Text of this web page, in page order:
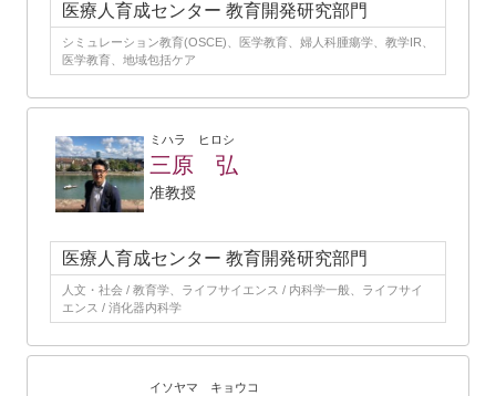
医療人育成センター 教育開発研究部門
シミュレーション教育(OSCE)、医学教育、婦人科腫瘍学、教学IR、
医学教育、地域包括ケア
ミハラ ヒロシ
三原 弘
准教授
医療人育成センター 教育開発研究部門
人文・社会 / 教育学、ライフサイエンス / 内科学一般、ライフサイ
エンス / 消化器内科学
イソヤマ キョウコ